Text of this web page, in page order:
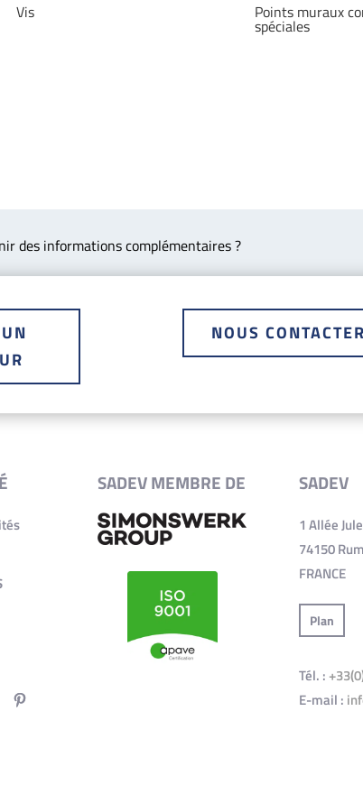
Vis Points muraux
spéciales
des informations complémentaires ?
NOUS CONTACTER
SADEV MEMBRE DE SADEV
1 Allée
74150
FRANCE
Plan
Tél. :
E-mail :